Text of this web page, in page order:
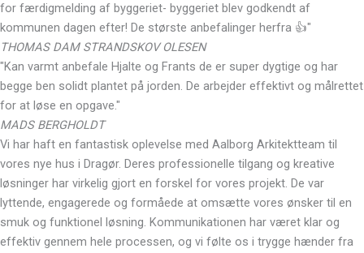
for færdigmelding af byggeriet- byggeriet blev godkendt af
kommunen dagen efter! De største anbefalinger herfra 👍"
THOMAS DAM STRANDSKOV OLESEN
"Kan varmt anbefale Hjalte og Frants de er super dygtige og har
begge ben solidt plantet på jorden. De arbejder effektivt og målrettet
for at løse en opgave."
MADS BERGHOLDT
Vi har haft en fantastisk oplevelse med Aalborg Arkitektteam til
vores nye hus i Dragør. Deres professionelle tilgang og kreative
løsninger har virkelig gjort en forskel for vores projekt. De var
lyttende, engagerede og formåede at omsætte vores ønsker til en
smuk og funktionel løsning. Kommunikationen har været klar og
effektiv gennem hele processen, og vi følte os i trygge hænder fra